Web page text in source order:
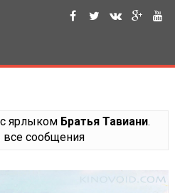
ярлыком Братья Тавиани.
все сообщения